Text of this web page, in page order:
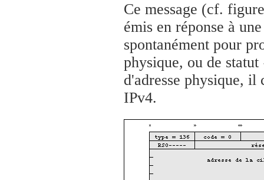
Ce message (cf.
émis en réponse à
spontanément pour
physique, ou de
d'adresse physique, il
IPv4.